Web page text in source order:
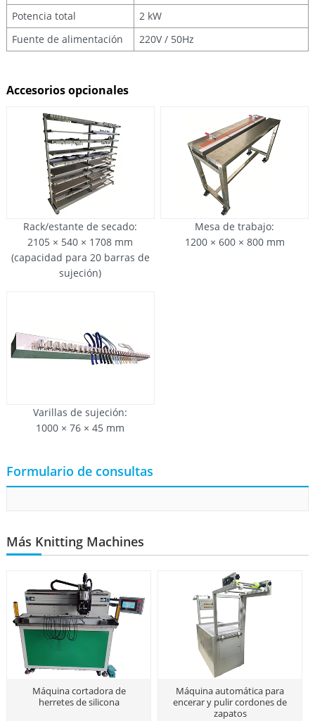
Potencia total
2 kW
Fuente de alimentación
220V / 50Hz
Accesorios opcionales
Rack/estante de secado:
2105 × 540 × 1708 mm
(capacidad para 20 barras de
sujeción)
Mesa de trabajo:
1200 × 600 × 800 mm
Varillas de sujeción:
1000 × 76 × 45 mm
Formulario de consultas
Más Knitting Machines
Máquina cortadora de
herretes de silicona
Máquina automática para
encerar y pulir cordones de
zapatos